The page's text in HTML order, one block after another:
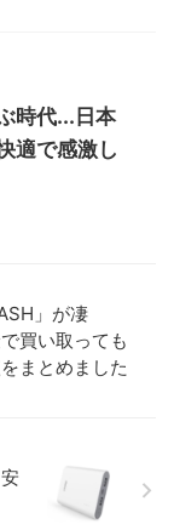
時代...日本
適で感激し
」が凄
買い取っても
まとめました